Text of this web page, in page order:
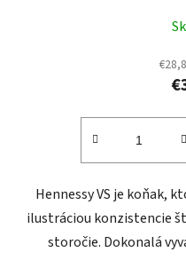
Hennessy VS je koňak,
ilustráciou konzistencie
storočie. Dokonalá